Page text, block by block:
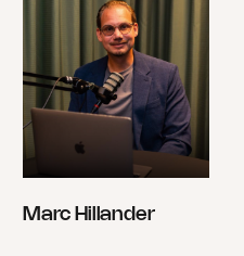
Marc Hillander